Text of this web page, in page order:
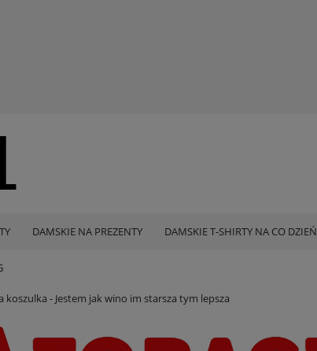
DAMSKIE NA PREZENTY DAMSKIE T-SHIRTY NA CO DZIEŃ
koszulka - Jestem jak wino im starsza tym lepsza